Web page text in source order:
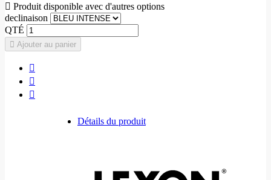
 Produit disponible avec d'autres options
declinaison
QTÉ
Ajouter au panier
Détails du produit